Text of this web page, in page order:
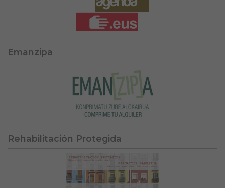
Emanzipa
Rehabilitación Protegida